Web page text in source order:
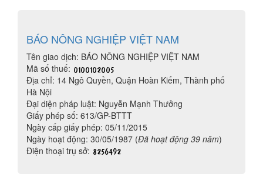
BÁO NÔNG NGHIỆP VIỆT NAM
Tên giao dịch: BÁO NÔNG NGHIỆP VIỆT NAM
Mã số thuế:
Địa chỉ: 14 Ngô Quyền, Quận Hoàn Kiếm, Thành phố
Hà Nội
Đại diện pháp luật: Nguyễn Mạnh Thưởng
Giấy phép số: 613/GP-BTTT
Ngày cấp giấy phép: 05/11/2015
Ngày hoạt động: 30/05/1987 (Đã hoạt động 39 năm)
Điện thoại trụ sở: